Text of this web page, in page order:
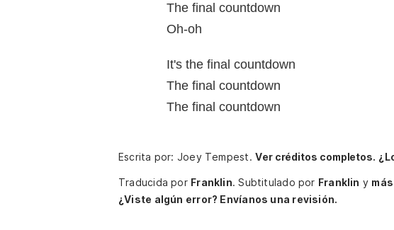
The final countdown
Oh-oh
It's the final countdown
The final countdown
The final countdown
Escrita por: Joey Tempest. Ver créditos completos.
Traducida por Franklin. Subtitulado por Franklin y
¿Viste algún error? Envíanos una revisión.